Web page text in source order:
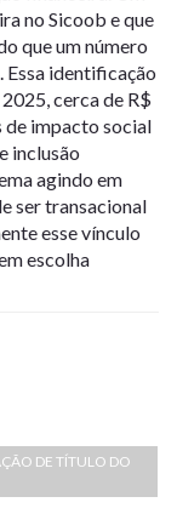
no Sicoob e que
que um número
Essa identificação
cerca de R$
de impacto social
inclusão
agindo em
ser transacional
esse vínculo
escolha
DE TÍTULO DO